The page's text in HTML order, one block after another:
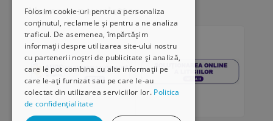
Folosim cookie-uri pentru a personaliza
conținutul, reclamele și pentru a ne analiza
traficul. De asemenea, împărtășim
informații despre utilizarea site-ului nostru
cu partenerii noștri de publicitate și analiză,
care le pot combina cu alte informații pe
care le-ați furnizat sau pe care le-au
colectat din utilizarea serviciilor lor. Politica
de confidențialitate
Abonare newsletter